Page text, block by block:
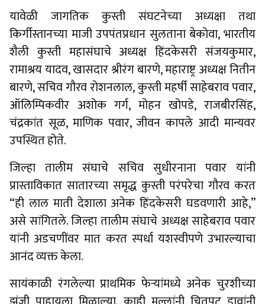
यावेळी जागतिक कुस्ती संघटनेच्या अध्यक्षा तथा
किर्गीस्तानच्या माजी उपपंतप्रधान सुलताना बेकोवा, भारतीय
शैली कुस्ती महासंघाचे अध्यक्ष हिंदकेसरी संजयकुमार,
रामाश्रय यादव, खासदार श्रीरंग बारणे, महाराष्ट्र अध्यक्ष नितीन
बारणे, सचिव गौरव रोशनलाल, कुस्ती महर्षी साहेबराव पवार,
ऑलिम्पिकवीर अशोक गर्ग, मोहन खोपडे, राजबीरसिंह,
चंद्रकांत सूळ, माणिक पवार, जीवन कापले आदी मान्यवर
उपस्थित होते.
जिल्हा तालीम संघाचे सचिव सुधीरनाना पवार यांनी
प्रास्ताविकात सातारच्या समृद्ध कुस्ती परंपरेचा गौरव करत
“ही लाल माती देशाला अनेक हिंदकेसरी घडवणारी आहे,”
असे सांगितले. जिल्हा तालीम संघाचे अध्यक्ष साहेबराव पवार
यांनी अडचणींवर मात करत स्पर्धा यशस्वीपणे उभारल्याचा
आनंद व्यक्त केला.
सायंकाळी रंगलेल्या प्राथमिक फेऱ्यांमध्ये अनेक चुरशीच्या